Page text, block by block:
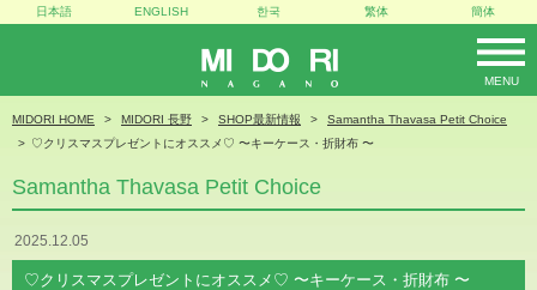
MIDORI
MENU
日本語 ENGLISH 한국 繁体 簡体
MIDORI HOME MIDORI 長野 SHOP最新情報
Samantha Thavasa Petit Choice
♡クリスマスプレゼントにオススメ♡ 〜キーケース・折財布 〜
Samantha Thavasa Petit Choice
2025.12.05
♡クリスマスプレゼントにオススメ♡ 〜キーケース・折財布 〜